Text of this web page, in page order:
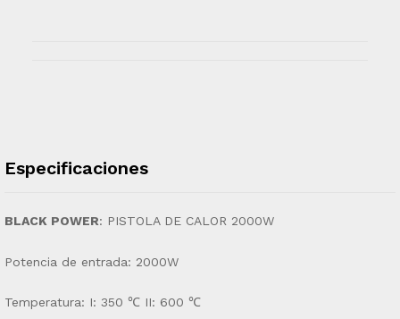
Especificaciones
BLACK POWER: PISTOLA DE CALOR 2000W
Potencia de entrada: 2000W
Temperatura: I: 350 ℃ II: 600 ℃